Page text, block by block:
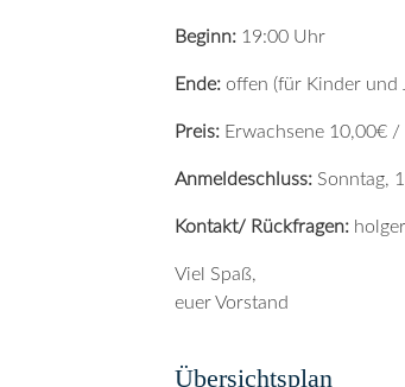
Beginn: 19:00 Uhr
Ende: offen (für Kinder und
Preis: Erwachsene 10,00€
Anmeldeschluss: Sonntag,
Kontakt/ Rückfragen:
Viel Spaß,
euer Vorstand
Übersichtsplan